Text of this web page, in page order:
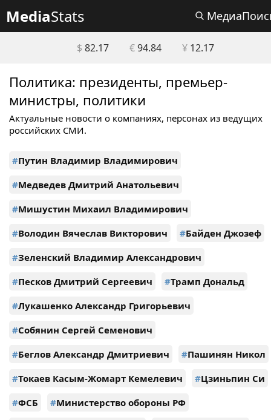
MediaStats
$ 82.17 €94.84 ¥12.17
Политика: президенты, премьер-
министры, политики
Актуальные новости о компаниях, персонах из ведущих
российских СМИ.
#Путин Владимир Владимирович
#Медведев Дмитрий Анатольевич
#Мишустин Михаил Владимирович
#Володин Вячеслав Викторович #Байден Джозеф
#Зеленский Владимир Александрович
#Песков Дмитрий Сергеевич #Трамп Дональд
#Лукашенко Александр Григорьевич
#Собянин Сергей Семенович
#Беглов Александр Дмитриевич #Пашинян Никол
#Токаев Касым-Жомарт Кемелевич #Цзиньпин Си
#ФСБ #Министерство обороны РФ